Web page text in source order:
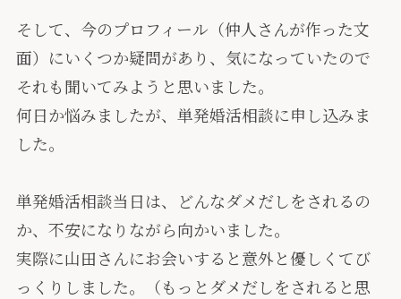
そして、今のプロフィール（仲人さんが作った文
面）にいくつか疑問があり、気になっていたので
それも聞いてみようと思いました。
何日か悩みましたが、単発婚活相談に申し込みま
した。
単発婚活相談当日は、どんなダメだしをされるの
か、不安になりながら向かいました。
実際に山田さんにお会いすると意外と優しくてび
っくりしました。（もっとダメだしをされると思